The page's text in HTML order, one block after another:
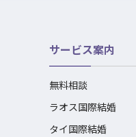
サービス案内
無料相談
ラオス国際結婚
タイ国際結婚